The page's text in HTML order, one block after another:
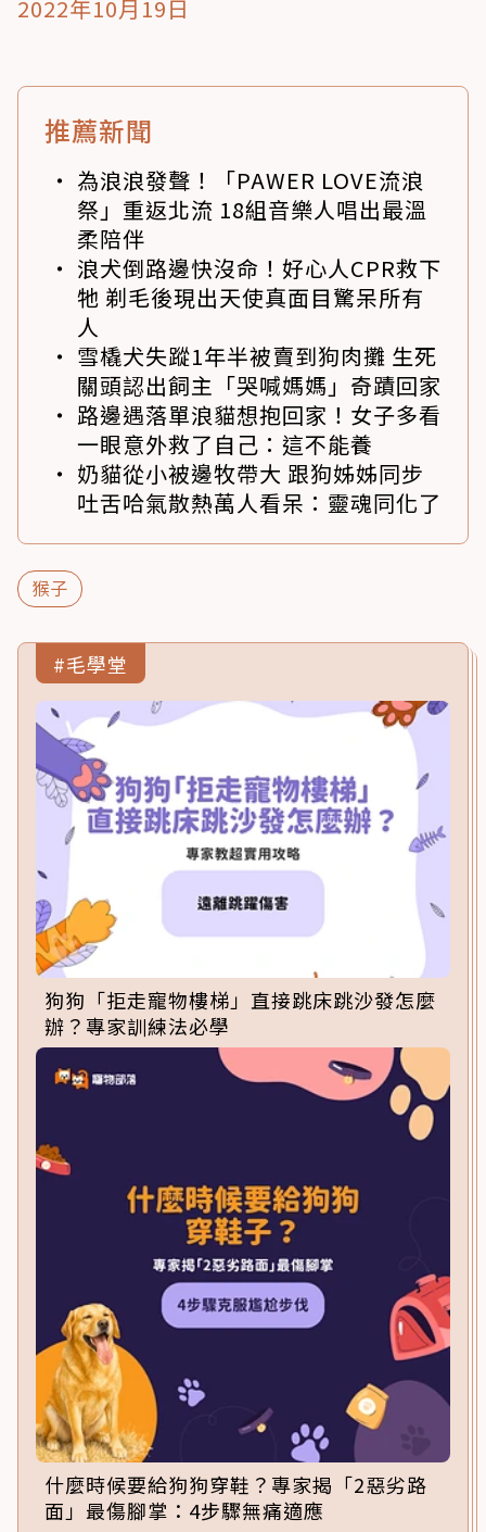
2022年10月19日
推薦新聞
為浪浪發聲！「PAWER LOVE流浪
祭」重返北流 18組音樂人唱出最溫
柔陪伴
浪犬倒路邊快沒命！好心人CPR救下
牠 剃毛後現出天使真面目驚呆所有
人
雪橇犬失蹤1年半被賣到狗肉攤 生死
關頭認出飼主「哭喊媽媽」奇蹟回家
路邊遇落單浪貓想抱回家！女子多看
一眼意外救了自己：這不能養
奶貓從小被邊牧帶大 跟狗姊姊同步
吐舌哈氣散熱萬人看呆：靈魂同化了
猴子
#毛學堂
狗狗「拒走寵物樓梯」直接跳床跳沙發怎麼
辦？專家訓練法必學
什麼時候要給狗狗穿鞋？專家揭「2惡劣路
面」最傷腳掌：4步驟無痛適應